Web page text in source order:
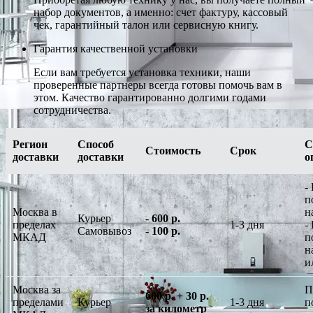
набор документов, а именно: счет фактуру, кассовый
чек, гарантийный талон или сервисную книгу.
Гарантия качественной установки
Если вам требуется установка техники, наши
проверенные партнеры всегда готовы помочь вам в
этом. Качество гарантированно долгими годами
сотрудничества.
Регион
доставки
Способ
доставки
Стоимость Срок
Москва в
пределах
МКАД
Курьер
Самовывоз
-600 р.
- 100 р.
1-3 дня
-
-
Москва за
пределами
Курьер
600 р. + 30 р.
за километр
1-3 дня